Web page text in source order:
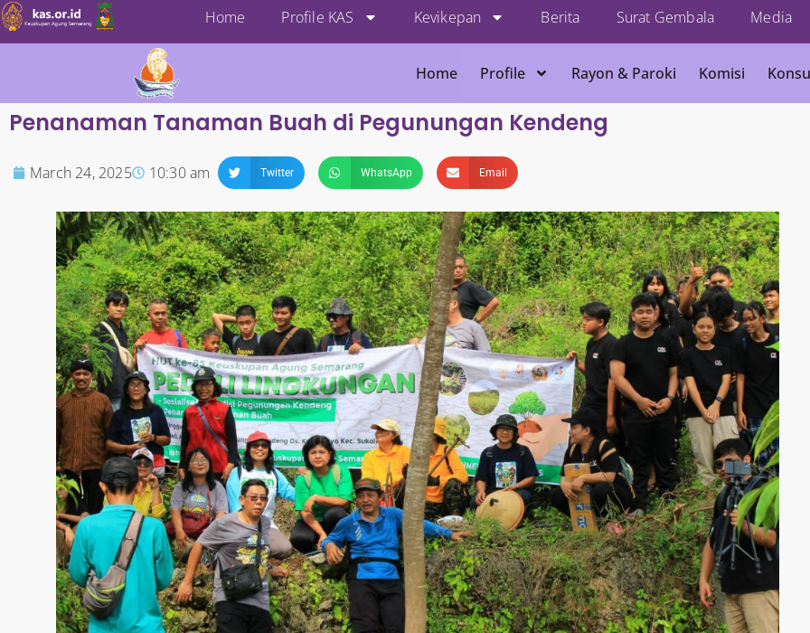
Home Profile KAS Kevikepan Berita Surat Gembala Media
Home Profile Rayon & Paroki Komisi
Penanaman Tanaman Buah di Pegunungan Kendeng
March 24, 2025 10:30 am Twitter WhatsApp Email